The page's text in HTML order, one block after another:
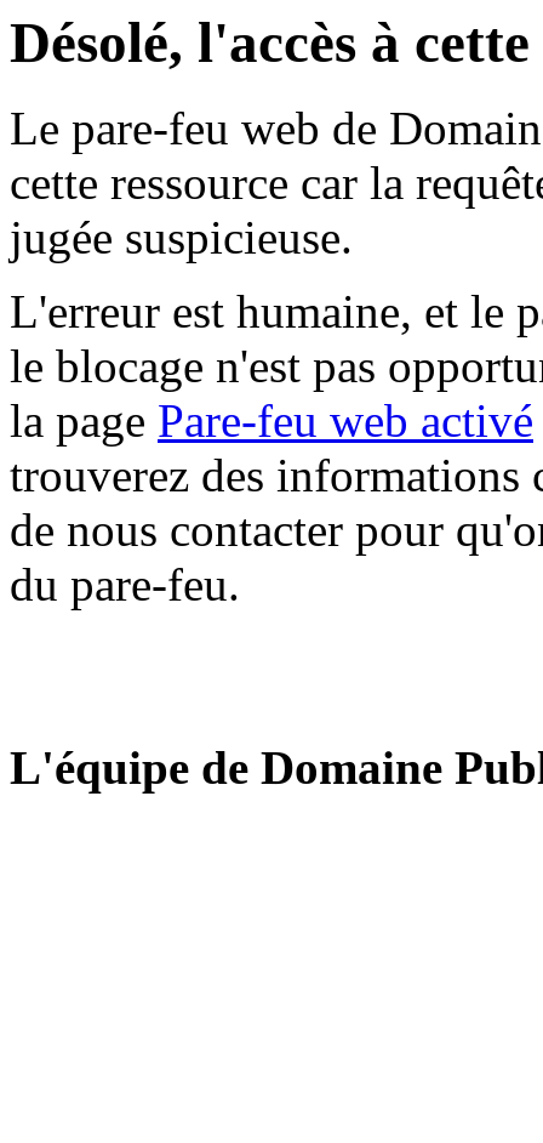
Désolé, l'accès à
Le pare-feu web de
cette ressource car la
jugée suspicieuse.
L'erreur est humaine, et le
le blocage n'est pas
la page Pare-feu web activé
trouverez des informations
de nous contacter pour
du pare-feu.
L'équipe de Domaine